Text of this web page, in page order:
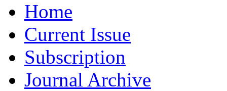
Home
Current Issue
Subscription
Journal Archive